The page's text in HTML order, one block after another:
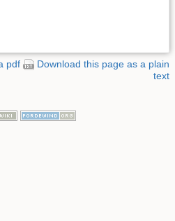
pdf
Download this page as a plain
text